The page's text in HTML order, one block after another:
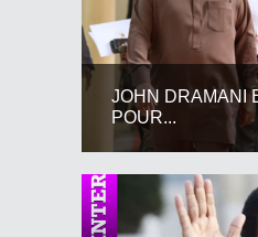
JOHN DRAMANI
POUR...